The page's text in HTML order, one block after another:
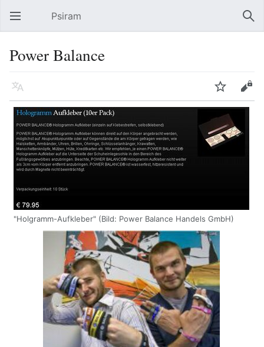
Hauptmenü öffnen Psiram
Power Balance
Sprache Beobachten Bearbeiten
"Holgramm-Aufkleber" (Bild: Power Balance Handels GmbH)